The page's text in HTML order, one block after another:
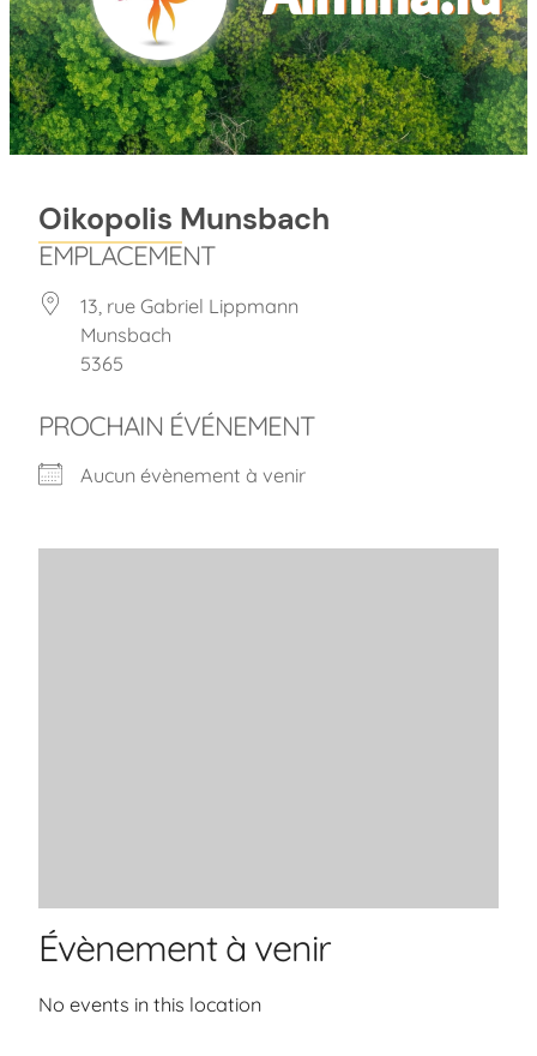
Oikopolis Munsbach
EMPLACEMENT
13, rue Gabriel Lippmann
Munsbach
5365
PROCHAIN ÉVÉNEMENT
Aucun évènement à venir
Évènement à venir
No events in this location